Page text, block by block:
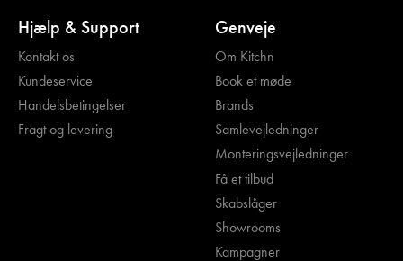
Hjælp & Support
Kontakt os
Kundeservice
Handelsbetingelser
Fragt og levering
Genveje
Om Kitchn
Book et møde
Brands
Samlevejledninger
Monteringsvejledninger
Få et tilbud
Skabslåger
Showrooms
Kampagner